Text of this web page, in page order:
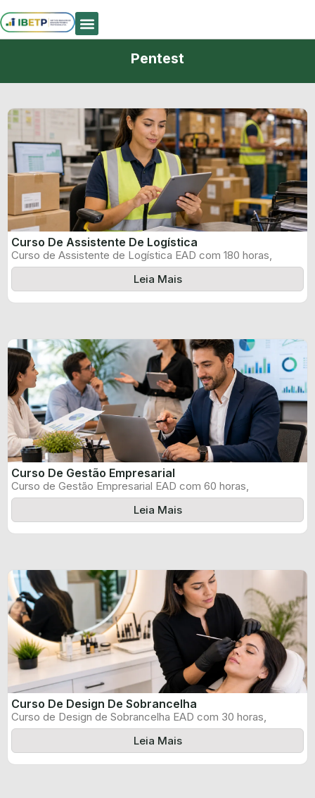
Pentest
Curso De Assistente De Logística
Curso de Assistente de Logística EAD com 180 horas,
certificado informado pelo produtor ...
Leia Mais
Curso De Gestão Empresarial
Curso de Gestão Empresarial EAD com 60 horas,
certificado informado pelo produtor e ...
Leia Mais
Curso De Design De Sobrancelha
Curso de Design de Sobrancelha EAD com 30 horas,
certificado informado pelo produtor ...
Leia Mais